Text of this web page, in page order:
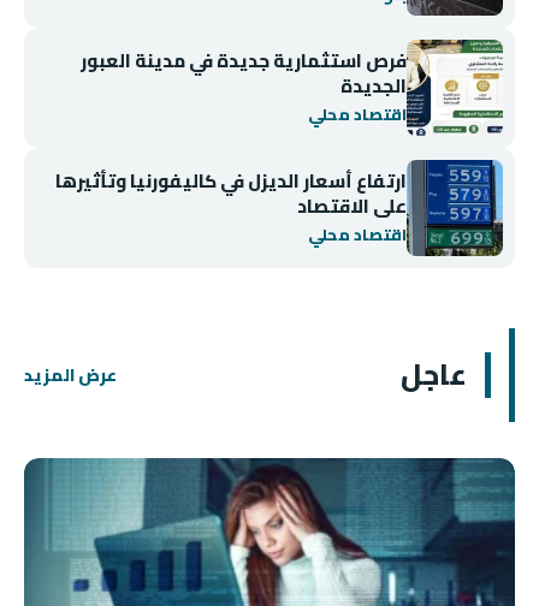
فرص استثمارية جديدة في مدينة العبور
الجديدة
اقتصاد محلي
ارتفاع أسعار الديزل في كاليفورنيا وتأثيرها
على الاقتصاد
اقتصاد محلي
عاجل عرض المزيد